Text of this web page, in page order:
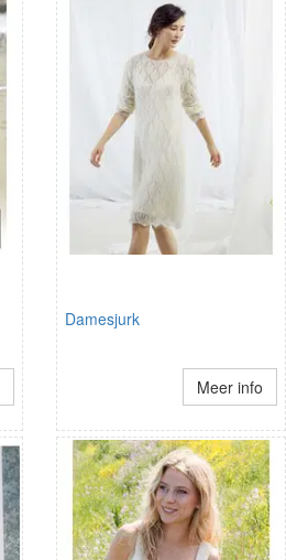
Damesjurk
Meer info